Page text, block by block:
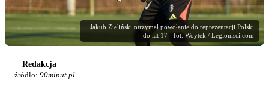
Jakub Zieliński otrzymał powołanie do reprezentacji Polski
do lat 17 - fot. Woytek / Legionisci.com
Redakcja
źródło: 90minut.pl